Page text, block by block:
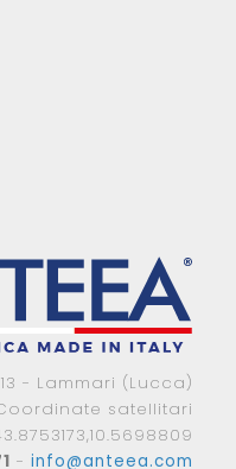
- Lammari (Lucca)
satellitari
-info@anteea.com